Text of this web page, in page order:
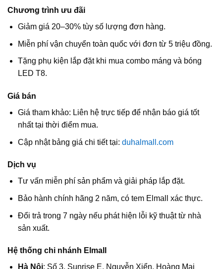
Chương trình ưu đãi
Giảm giá 20–30% tùy số lượng đơn hàng.
Miễn phí vận chuyển toàn quốc với đơn từ 5 triệu đồng.
Tặng phụ kiện lắp đặt khi mua combo máng và bóng
LED T8.
Giá bán
Giá tham khảo: Liên hệ trực tiếp để nhận báo giá tốt
nhất tại thời điểm mua.
Cập nhật bảng giá chi tiết tại: duhalmall.com
Dịch vụ
Tư vấn miễn phí sản phẩm và giải pháp lắp đặt.
Bảo hành chính hãng 2 năm, có tem Elmall xác thực.
Đổi trả trong 7 ngày nếu phát hiện lỗi kỹ thuật từ nhà
sản xuất.
Hệ thống chi nhánh Elmall
Hà Nội: Số 3, Sunrise E, Nguyễn Xiển, Hoàng Mai